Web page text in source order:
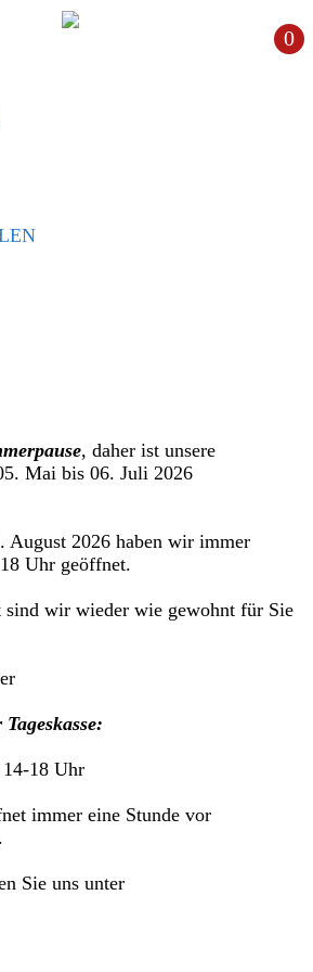
0
, daher ist unsere
Mai bis 06. Juli 2026
August 2026 haben wir immer
Uhr geöffnet.
sind wir wieder wie gewohnt für Sie
18 Uhr
immer eine Stunde vor
Sie uns unter